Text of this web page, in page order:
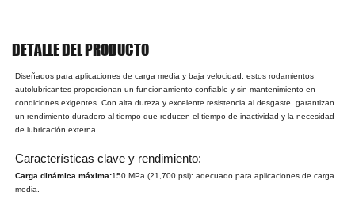
DETALLE DEL PRODUCTO
Diseñados para aplicaciones de carga media y baja velocidad, estos rodamientos
autolubricantes proporcionan un funcionamiento confiable y sin mantenimiento en
condiciones exigentes. Con alta dureza y excelente resistencia al desgaste, garantizan
un rendimiento duradero al tiempo que reducen el tiempo de inactividad y la necesidad
de lubricación externa.
Características clave y rendimiento:
Carga dinámica máxima:150 MPa (21,700 psi): adecuado para aplicaciones de carga
media.